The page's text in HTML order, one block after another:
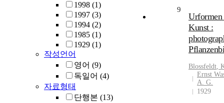
1998 (1)
1997 (3)
1994 (2)
1985 (1)
1929 (1)
작성언어
영어 (9)
독일어 (4)
자료형태
단행본 (13)
9
Urformen
Kunst :
Blossfeldt,
Ernst
A. G.
1929